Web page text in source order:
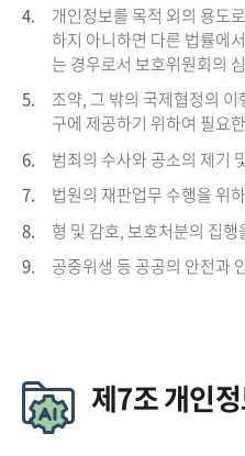
4.
개인정보를 목적 외의 용도
하지 아니하면 다른 법률에
는 경우로서 보호위원회의
5.
조약, 그 밖의 국제협정의
구에 제공하기 위하여 필요
6.
범죄의 수사와 공소의 제기
7.
법원의 재판업무 수행을 위
8.
형 및 감호, 보호처분의 집
9.
공중위생 등 공공의 안전과
제7조 개인